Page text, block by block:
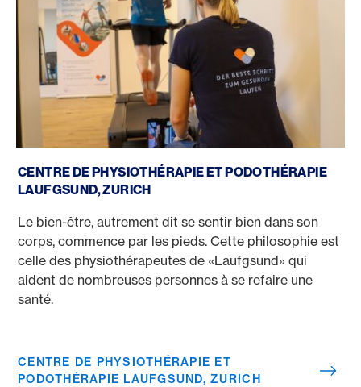
CENTRE DE PHYSIOTHÉRAPIE ET PODOTHÉRAPIE
LAUFGSUND, ZURICH
Le bien-être, autrement dit se sentir bien dans son
corps, commence par les pieds. Cette philosophie est
celle des physiothérapeutes de «Laufgsund» qui
aident de nombreuses personnes à se refaire une
santé.
CENTRE DE PHYSIOTHÉRAPIE ET
PODOTHÉRAPIE LAUFGSUND, ZURICH